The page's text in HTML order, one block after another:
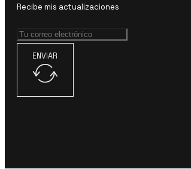
Recibe mis actualizaciones
ENVIAR